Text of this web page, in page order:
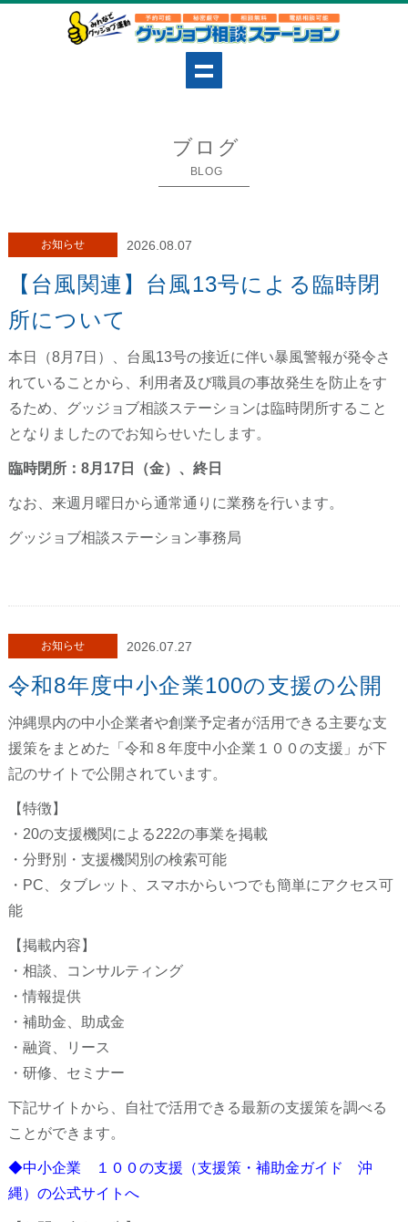
ブログ
BLOG
お知らせ 2026.08.07
【台風関連】台風13号による臨時閉
所について
本日（8月7日）、台風13号の接近に伴い暴風警報が発令さ
れていることから、利用者及び職員の事故発生を防止をす
るため、グッジョブ相談ステーションは臨時閉所すること
となりましたのでお知らせいたします。
臨時閉所：8月17日（金）、終日
なお、来週月曜日から通常通りに業務を行います。
グッジョブ相談ステーション事務局
お知らせ 2026.07.27
令和8年度中小企業100の支援の公開
沖縄県内の中小企業者や創業予定者が活用できる主要な支
援策をまとめた「令和８年度中小企業１００の支援」が下
記のサイトで公開されています。
【特徴】
・20の支援機関による222の事業を掲載
・分野別・支援機関別の検索可能
・PC、タブレット、スマホからいつでも簡単にアクセス可
能
【掲載内容】
・相談、コンサルティング
・情報提供
・補助金、助成金
・融資、リース
・研修、セミナー
下記サイトから、自社で活用できる最新の支援策を調べる
ことができます。
◆中小企業 １００の支援（支援策・補助金ガイド 沖
縄）の公式サイトへ